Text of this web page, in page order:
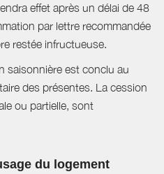
effet après un délai de 48
par lettre recommandée
restée infructueuse.
saisonnière est conclu au
des présentes. La cession
ou partielle, sont
du logement